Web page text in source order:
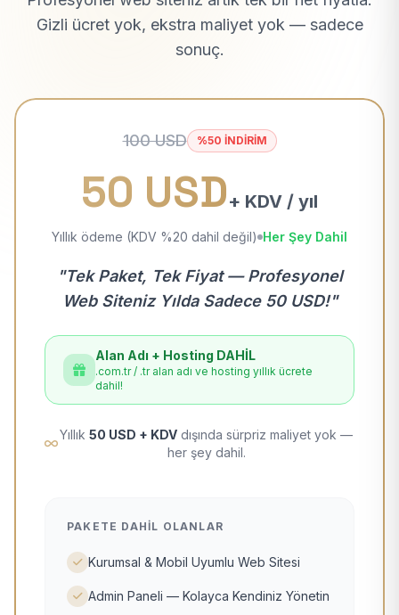
Gizli ücret yok, ekstra maliyet yok — sadece
sonuç.
100 USD %50 İNDİRİM
50 USD+ KDV / yıl
Yıllık ödeme (KDV %20 dahil değil) Her Şey Dahil
"Tek Paket, Tek Fiyat — Profesyonel
Web Siteniz Yılda Sadece 50 USD!"
Alan Adı + Hosting DAHİL
.com.tr / .tr alan adı ve hosting yıllık ücrete
dahil!
Yıllık 50 USD + KDV dışında sürpriz maliyet yok —
her şey dahil.
PAKETE DAHIL OLANLAR
Kurumsal & Mobil Uyumlu Web Sitesi
Admin Paneli — Kolayca Kendiniz Yönetin